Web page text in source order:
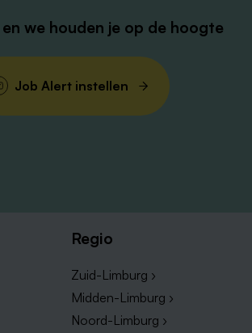
we houden je op de hoogte
Job Alert instellen
Regio
Zuid-Limburg ›
Midden-Limburg ›
Noord-Limburg ›